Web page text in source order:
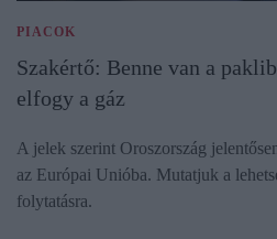
PIACOK
Szakértő: Benne van a
elfogy a gáz
A jelek szerint Oroszország
az Európai Unióba. Mutatjuk a
folytatásra.